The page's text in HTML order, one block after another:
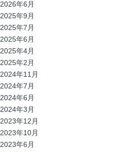
2026年6月
2025年9月
2025年7月
2025年6月
2025年4月
2025年2月
2024年11月
2024年7月
2024年6月
2024年3月
2023年12月
2023年10月
2023年6月